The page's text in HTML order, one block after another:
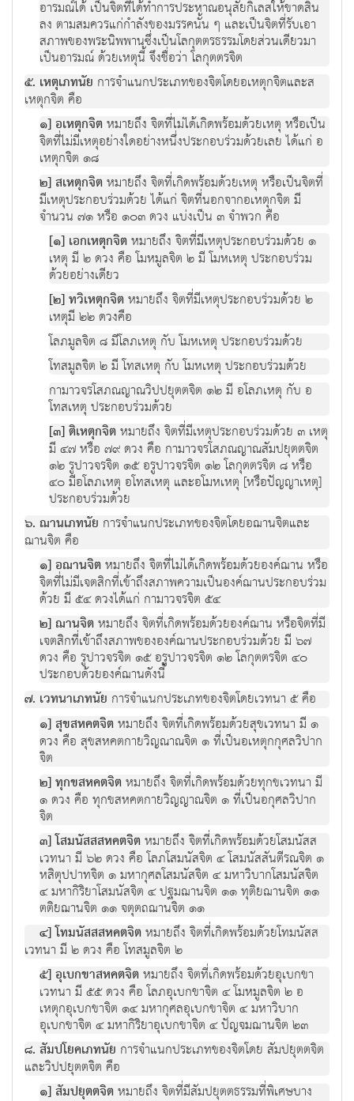
อารมณ์ได้ เป็นจิตที่ได้ทำการประหาณอนุสัยกิเลสให้ขาดสิ้น
ลง ตามสมควรแก่กำลังของมรรคนั้น ๆ และเป็นจิตที่รับเอา
สภาพของพระนิพพานซึ่งเป็นโลกุตตรธรรมโดยส่วนเดียวมา
เป็นอารมณ์ ด้วยเหตุนี้ จึงชื่อว่า โลกุตตรจิต
๕. เหตุเภทนัย การจำแนกประเภทของจิตโดยอเหตุกจิตและส
เหตุกจิต คือ
๑] อเหตุกจิตหมายถึง จิตที่ไม่ได้เกิดพร้อมด้วยเหตุ หรือเป็น
จิตที่ไม่มีเหตุอย่างใดอย่างหนึ่งประกอบร่วมด้วยเลย ได้แก่ อ
เหตุกจิต ๑๘
๒] สเหตุกจิตหมายถึง จิตที่เกิดพร้อมด้วยเหตุ หรือเป็นจิตที่
มีเหตุประกอบร่วมด้วย ได้แก่ จิตที่นอกจากอเหตุกจิต มี
จำนวน ๗๑ หรือ ๑๐๓ ดวง แบ่งเป็น ๓ จำพวก คือ
[๑] เอกเหตุกจิตหมายถึง จิตที่มีเหตุประกอบร่วมด้วย ๑
เหตุ มี ๒ ดวง คือ โมหมูลจิต ๒ มี โมหเหตุ ประกอบร่วม
ด้วยอย่างเดียว
[๒] ทวิเหตุกจิตหมายถึง จิตที่มีเหตุประกอบร่วมด้วย ๒
เหตุมี ๒๒ ดวงคือ
โลภมูลจิต ๘ มีโลภเหตุ กับ โมหเหตุ ประกอบร่วมด้วย
โทสมูลจิต ๒ มี โทสเหตุ กับ โมหเหตุ ประกอบร่วมด้วย
กามาวจรโสภณญาณวิปปยุตตจิต ๑๒ มี อโลภเหตุ กับ อ
โทสเหตุ ประกอบร่วมด้วย
[๓] ติเหตุกจิตหมายถึง จิตที่มีเหตุประกอบร่วมด้วย ๓ เหตุ
มี ๔๗ หรือ ๗๙ ดวง คือ กามาวจรโสภณญาณสัมปยุตตจิต
๑๒ รูปาวจรจิต ๑๕ อรูปาวจรจิต ๑๒ โลกุตตรจิต ๘ หรือ
๔๐ มีอโลภเหตุ อโทสเหตุ และอโมหเหตุ [หรือปัญญาเหตุ]
ประกอบร่วมด้วย
๖. ฌานเภทนัย การจำแนกประเภทของจิตโดยอฌานจิตและ
ฌานจิต คือ
๑] อฌานจิตหมายถึง จิตที่ไม่ได้เกิดพร้อมด้วยองค์ฌาน หรือ
จิตที่ไม่มีเจตสิกที่เข้าถึงสภาพความเป็นองค์ฌานประกอบร่วม
ด้วย มี ๕๔ ดวงได้แก่ กามาวจรจิต ๕๔
๒] ฌานจิตหมายถึง จิตที่เกิดพร้อมด้วยองค์ฌาน หรือจิตที่มี
เจตสิกที่เข้าถึงสภาพขององค์ฌานประกอบร่วมด้วย มี ๖๗
ดวง คือ รูปาวจรจิต ๑๕ อรูปาวจรจิต ๑๒ โลกุตตรจิต ๔๐
ประกอบด้วยองค์ฌานดังนี้
๗. เวทนาเภทนัย การจำแนกประเภทของจิตโดยเวทนา ๕ คือ
๑] สุขสหคตจิตหมายถึง จิตที่เกิดพร้อมด้วยสุขเวทนา มี ๑
ดวง คือ สุขสหคตกายวิญณาณจิต ๑ ที่เป็นอเหตุกกุศลวิปาก
จิต
๒] ทุกขสหคตจิตหมายถึง จิตที่เกิดพร้อมด้วยทุกขเวทนา มี
๑ ดวง คือ ทุกขสหคตกายวิญญาณจิต ๑ ที่เป็นอกุศลวิปาก
จิต
๓] โสมนัสสสหคตจิตหมายถึง จิตที่เกิดพร้อมด้วยโสมนัสส
เวทนา มี ๖๒ ดวง คือ โลภโสมนัสจิต ๔ โสมนัสสันตีรณจิต ๑
หสิตุปปาทจิต ๑ มหากุศลโสมนัสจิต ๔ มหาวิบากโสมนัสจิต
๔ มหากิริยาโสมนัสจิต ๔ ปฐมฌานจิต ๑๑ ทุติยฌานจิต ๑๑
ตติยฌานจิต ๑๑ จตุตถฌานจิต ๑๑
๔] โทมนัสสสหคตจิตหมายถึง จิตที่เกิดพร้อมด้วยโทมนัสส
เวทนา มี ๒ ดวง คือ โทสมูลจิต ๒
๕] อุเบกขาสหคตจิตหมายถึง จิตที่เกิดพร้อมด้วยอุเบกขา
เวทนา มี ๕๕ ดวง คือ โลภอุเบกขาจิต ๔ โมหมูลจิต ๒ อ
เหตุกอุเบกขาจิต ๑๔ มหากุศลอุเบกขาจิต ๔ มหาวิบาก
อุเบกขาจิต ๔ มหากิริยาอุเบกขาจิต ๔ ปัญจมฌานจิต ๒๓
๘. สัมปโยคเภทนัย การจำแนกประเภทของจิตโดย สัมปยุตตจิต
และวิปปยุตตจิต คือ
๑] สัมปยุตตจิตหมายถึง จิตที่มีสัมปยุตตธรรมที่พิเศษบาง